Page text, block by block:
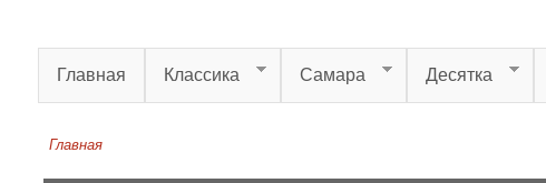
Главная Классика Самара Десятка
Главная